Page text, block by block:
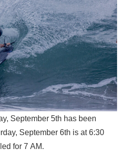
September 5th has been
September 6th is at 6:30
for 7 AM.